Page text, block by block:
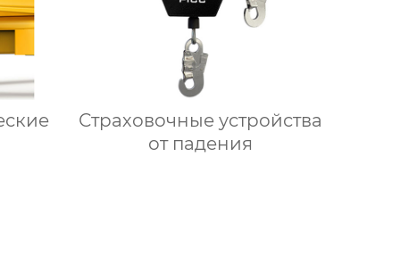
Страховочные устройства
от падения